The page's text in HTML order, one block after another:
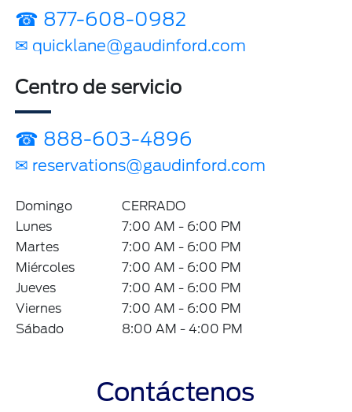
☎ 877-608-0982
✉ quicklane@gaudinford.com
Centro de servicio
☎ 888-603-4896
✉ reservations@gaudinford.com
Domingo
CERRADO
Lunes
7:00 AM - 6:00 PM
Martes
7:00 AM - 6:00 PM
Miércoles
7:00 AM - 6:00 PM
Jueves
7:00 AM - 6:00 PM
Viernes
7:00 AM - 6:00 PM
Sábado
8:00 AM - 4:00 PM
Contáctenos